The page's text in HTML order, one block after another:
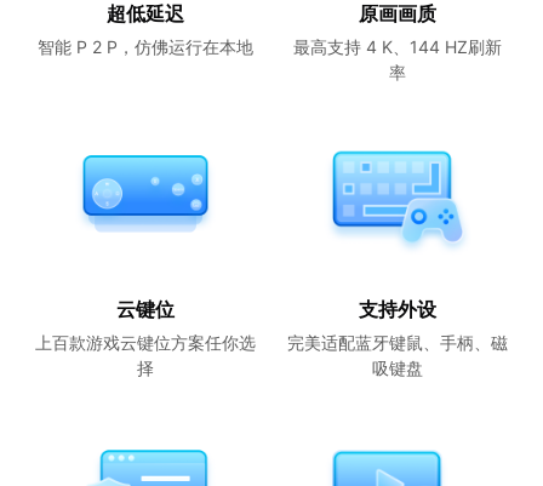
超低延迟
智能 P 2 P，仿佛运行在本地
原画画质
最高支持 4 K、144 HZ刷新
率
云键位
上百款游戏云键位方案任你选
择
支持外设
完美适配蓝牙键鼠、手柄、磁
吸键盘